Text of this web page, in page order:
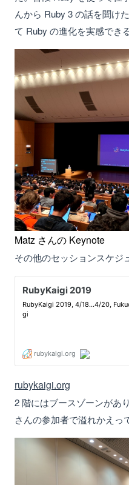
んから Ruby 3 の話を聞け
て Ruby の進化を実感でき
Matz さんの Keynote
その他のセッションスケジ
rubykaigi.org
2 階にはブースゾーンがあ
さんの参加者で溢れかえっ